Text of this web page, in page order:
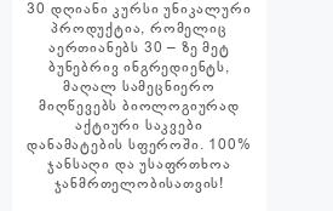
30 დღიანი კურსი უნიკალური
პროდუქტია, რომელიც
აერთიანებს 30 – ზე მეტ
ბუნებრივ ინგრედიენტს,
მაღალ სამეცნიერო
მიღწევებს ბიოლოგიურად
აქტიური საკვები
დანამატების სფეროში. 100%
ჯანსაღი და უსაფრთხოა
ჯანმრთელობისათვის!